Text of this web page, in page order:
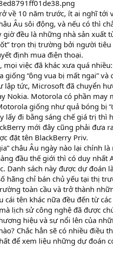
về 10 năm trước, ít ai nghĩ tới
Âu sôi động, và nếu có thì
giờ đều là những nhà sản
trọn thị trường bởi người
định mua điện thoại.
mọi việc đã khác xưa quá
giống “ông vua bị mất ngai”
lập tức, Microsoft đã chuyển
Nokia. Motorola có phần may
giống như quả bóng bị
lấy đi bằng sáng chế giá trị
mới đây cũng phải đưa
đặt tên BlackBerry Priv.
châu Âu ngày nào lại chính
đầu thế giới thì có duy nhất
Danh sách này được dự
hãng chỉ bán chủ yếu tại thị
toàn cầu và trở thành
cái tên khác nữa đều đến từ
lịch sử công nghệ đã được
hiệu và sự nổi lên của
Chắc hẳn sẽ có nhiều điều
để xem liệu những dự đoán